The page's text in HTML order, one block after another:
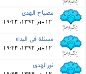
مصباح الهدى
12 مهر 1394, 19:44
مسئلة فى البداء
12 مهر 1394, 19:44
نورالهدى